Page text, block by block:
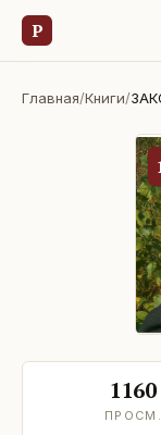
Р
Главная/Книги/
1160
ПРОСМ.